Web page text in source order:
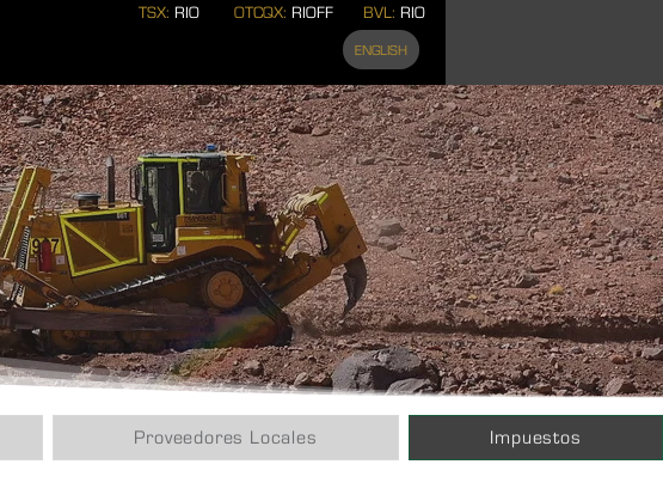
TSX: RIO OTCQX: RIOFF BVL: RIO
ENGLISH
Proveedores Locales Impuestos